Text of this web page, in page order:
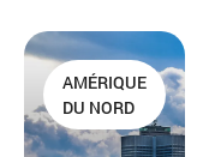
AMÉRIQUE
DU NORD